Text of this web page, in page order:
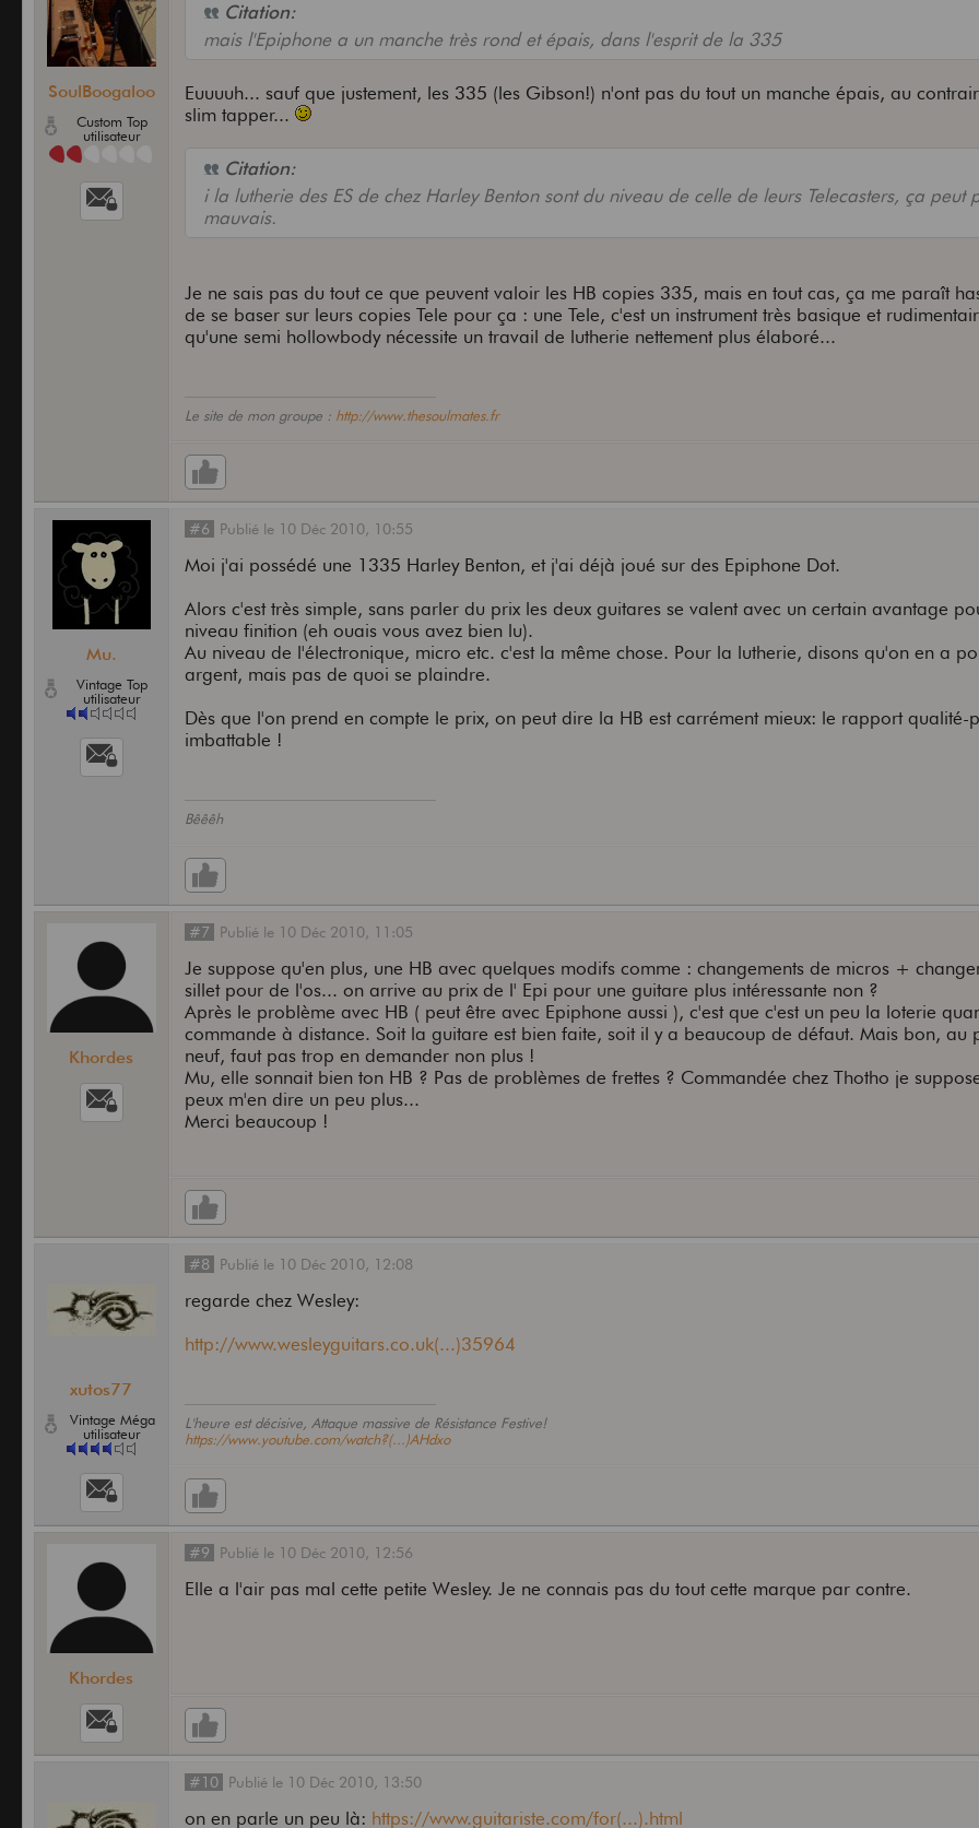
SoulBoogaloo
Custom Top
utilisateur
Citation:
mais l'Epiphone a un manche très rond et épais, dans l'esprit de la 335
Euuuuh... sauf que justement, les 335 (les Gibson!) n'ont pas du tout un manche épais, au
slim tapper...
Citation:
i la lutherie des ES de chez Harley Benton sont du niveau de celle de leurs Telecasters, ça peut
mauvais.
Je ne sais pas du tout ce que peuvent valoir les HB copies 335, mais en tout cas, ça me paraît
de se baser sur leurs copies Tele pour ça : une Tele, c'est un instrument très basique et
qu'une semi hollowbody nécessite un travail de lutherie nettement plus élaboré...
Le site de mon groupe : http://www.thesoulmates.fr
Mu.
Vintage Top
utilisateur
#6 Publié le 10 Déc 2010, 10:55
Moi j'ai possédé une 1335 Harley Benton, et j'ai déjà joué sur des Epiphone Dot.
Alors c'est très simple, sans parler du prix les deux guitares se valent avec un certain avantage
niveau finition (eh ouais vous avez bien lu).
Au niveau de l'électronique, micro etc. c'est la même chose. Pour la lutherie, disons qu'on en a
argent, mais pas de quoi se plaindre.
Dès que l'on prend en compte le prix, on peut dire la HB est carrément mieux: le rapport qualité-
imbattable !
Bêêêh
Khordes
#7 Publié le 10 Déc 2010, 11:05
Je suppose qu'en plus, une HB avec quelques modifs comme : changements de micros +
sillet pour de l'os... on arrive au prix de l' Epi pour une guitare plus intéressante non ?
Après le problème avec HB ( peut être avec Epiphone aussi ), c'est que c'est un peu la loterie
commande à distance. Soit la guitare est bien faite, soit il y a beaucoup de défaut. Mais bon, au
neuf, faut pas trop en demander non plus !
Mu, elle sonnait bien ton HB ? Pas de problèmes de frettes ? Commandée chez Thotho je
peux m'en dire un peu plus...
Merci beaucoup !
xutos77
Vintage Méga
utilisateur
#8 Publié le 10 Déc 2010, 12:08
regarde chez Wesley:
http://www.wesleyguitars.co.uk(...)35964
L'heure est décisive, Attaque massive de Résistance Festive!
https://www.youtube.com/watch?(...)AHdxo
Khordes
#9 Publié le 10 Déc 2010, 12:56
Elle a l'air pas mal cette petite Wesley. Je ne connais pas du tout cette marque par contre.
#10 Publié le 10 Déc 2010, 13:50
on en parle un peu là: https://www.guitariste.com/for(...).html